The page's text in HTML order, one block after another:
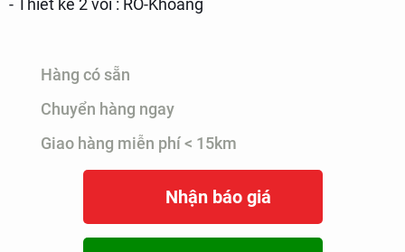
- Thiết kế 2 vòi : RO-Khoáng
Hàng có sẵn
Chuyển hàng ngay
Giao hàng miễn phí < 15km
Nhận báo giá